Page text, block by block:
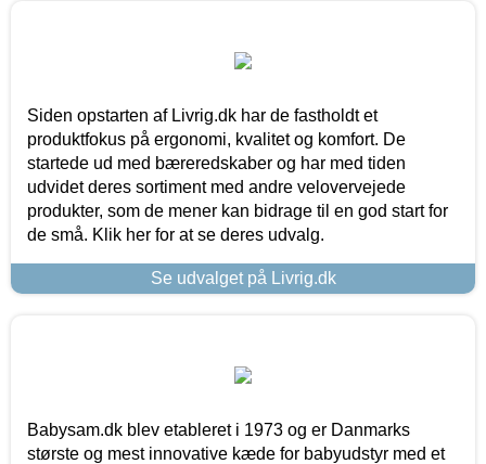
Siden opstarten af Livrig.dk har de fastholdt et
produktfokus på ergonomi, kvalitet og komfort. De
startede ud med bæreredskaber og har med tiden
udvidet deres sortiment med andre velovervejede
produkter, som de mener kan bidrage til en god start for
de små. Klik her for at se deres udvalg.
Se udvalget på Livrig.dk
Babysam.dk blev etableret i 1973 og er Danmarks
største og mest innovative kæde for babyudstyr med et